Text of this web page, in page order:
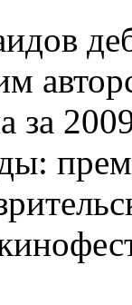
за